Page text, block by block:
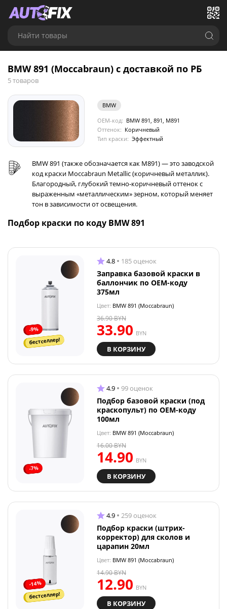
Найти товары
BMW 891 (Moccabraun) с доставкой по РБ
5 товаров
BMW
OEM-код: BMW 891, 891, M891
Оттенок: Коричневый
Тип краски: Эффектный
BMW 891 (также обозначается как M891) — это заводской
код краски Moccabraun Metallic (коричневый металлик).
Благородный, глубокий темно-коричневый оттенок с
выраженным «металлическим» зерном, который меняет
тон в зависимости от освещения.
Подбор краски по коду BMW 891
-9%
бестселлер!
4.8 185 оценок
Заправка базовой краски в
баллончик по OEM-коду
375мл
Цвет: BMW 891 (Moccabraun)
33.90 BYN
36.90BYN
В КОРЗИНУ
-7%
4.9 99 оценок
Подбор базовой краски (под
краскопульт) по OEM-коду
100мл
Цвет: BMW 891 (Moccabraun)
14.90 BYN
16.00BYN
В КОРЗИНУ
-14%
бестселлер!
4.9 259 оценок
Подбор краски (штрих-
корректор) для сколов и
царапин 20мл
Цвет: BMW 891 (Moccabraun)
12.90 BYN
14.90BYN
В КОРЗИНУ